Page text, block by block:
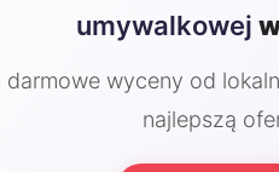
umywalkowej
darmowe wyceny od
najlepszą